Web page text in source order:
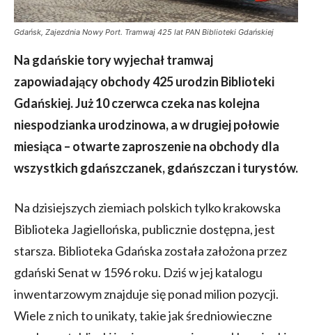
Gdańsk, Zajezdnia Nowy Port. Tramwaj 425 lat PAN Biblioteki Gdańskiej
Na gdańskie tory wyjechał tramwaj
zapowiadający obchody 425 urodzin Biblioteki
Gdańskiej. Już 10 czerwca czeka nas kolejna
niespodzianka urodzinowa, a w drugiej połowie
miesiąca – otwarte zaproszenie na obchody dla
wszystkich gdańszczanek, gdańszczan i turystów.
Na dzisiejszych ziemiach polskich tylko krakowska
Biblioteka Jagiellońska, publicznie dostępna, jest
starsza. Biblioteka Gdańska została założona przez
gdański Senat w 1596 roku. Dziś w jej katalogu
inwentarzowym znajduje się ponad milion pozycji.
Wiele z nich to unikaty, takie jak średniowieczne